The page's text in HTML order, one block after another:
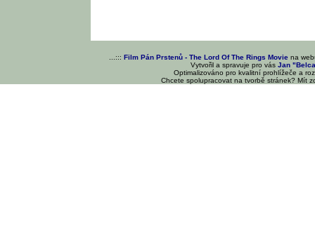
...::: Film Pán Prstenů - The Lord Of The Rings Movie na
Vytvořil a spravuje pro vásJan
Optimalizováno pro kvalitní prohlížeče a
Chcete spolupracovat na tvorbě stránek? Mít